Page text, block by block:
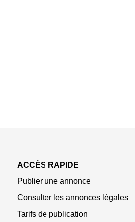
ACCÈS RAPIDE
Publier une annonce
Consulter les annonces légales
Tarifs de publication